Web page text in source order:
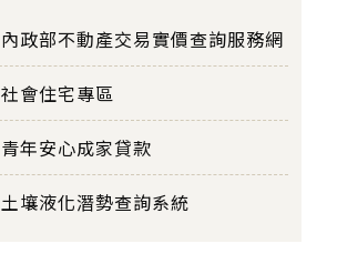
內政部不動產交易實價查詢服務網
社會住宅專區
青年安心成家貸款
土壤液化潛勢查詢系統